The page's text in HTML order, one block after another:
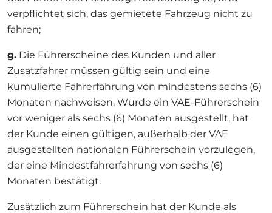
verpflichtet sich, das gemietete Fahrzeug nicht zu
fahren;
g. Die Führerscheine des Kunden und aller
Zusatzfahrer müssen gültig sein und eine
kumulierte Fahrerfahrung von mindestens sechs (6)
Monaten nachweisen. Wurde ein VAE-Führerschein
vor weniger als sechs (6) Monaten ausgestellt, hat
der Kunde einen gültigen, außerhalb der VAE
ausgestellten nationalen Führerschein vorzulegen,
der eine Mindestfahrerfahrung von sechs (6)
Monaten bestätigt.
Zusätzlich zum Führerschein hat der Kunde als